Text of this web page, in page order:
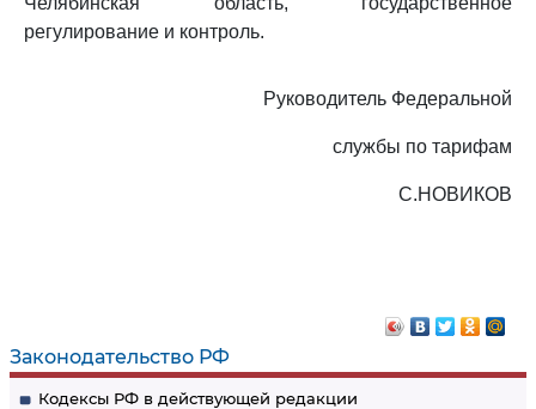
Законодательство РФ
Кодексы РФ в действующей редакции
регулирование и контроль.
Руководитель Федеральной
службы по тарифам
С.НОВИКОВ